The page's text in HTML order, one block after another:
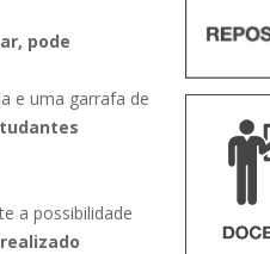
pode
e uma garrafa de
a possibilidade